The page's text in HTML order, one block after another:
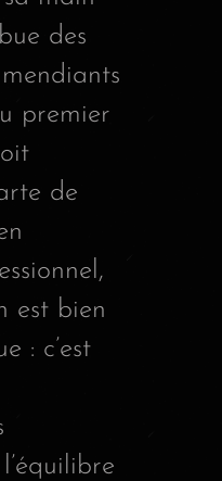
des
premier
de
est bien
: c’est